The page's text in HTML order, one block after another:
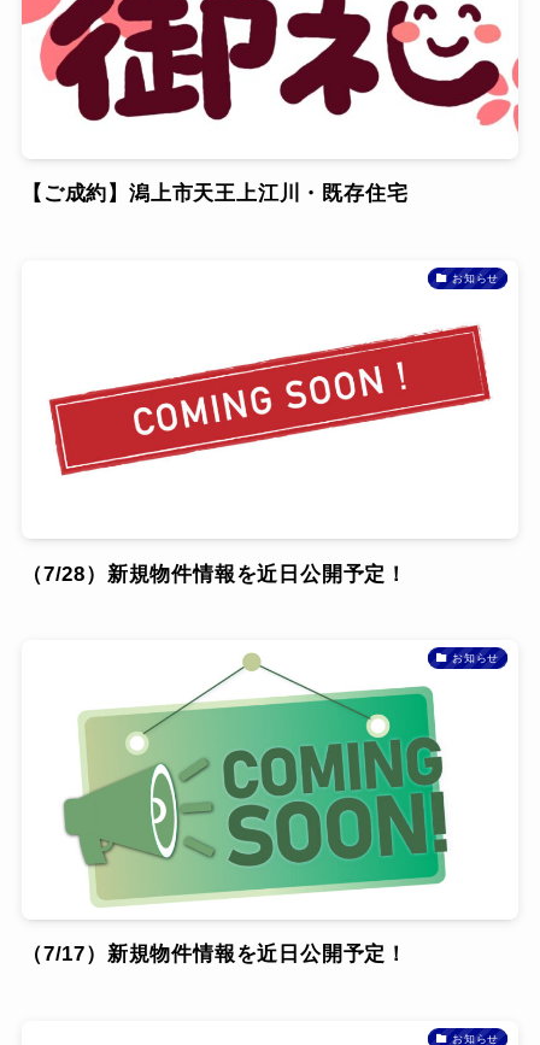
【ご成約】潟上市天王上江川・既存住宅
お知らせ
（7/28）新規物件情報を近日公開予定！
お知らせ
（7/17）新規物件情報を近日公開予定！
お知らせ